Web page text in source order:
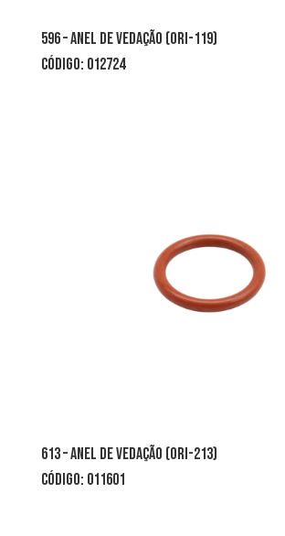
596 – ANEL DE VEDAÇÃO (ORI-119)
CÓDIGO: 012724
613 – ANEL DE VEDAÇÃO (ORI-213)
CÓDIGO: 011601